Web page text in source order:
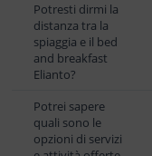
Potresti dirmi la
distanza tra la
spiaggia e il bed
and breakfast
Elianto?
Potrei sapere
quali sono le
opzioni di servizi